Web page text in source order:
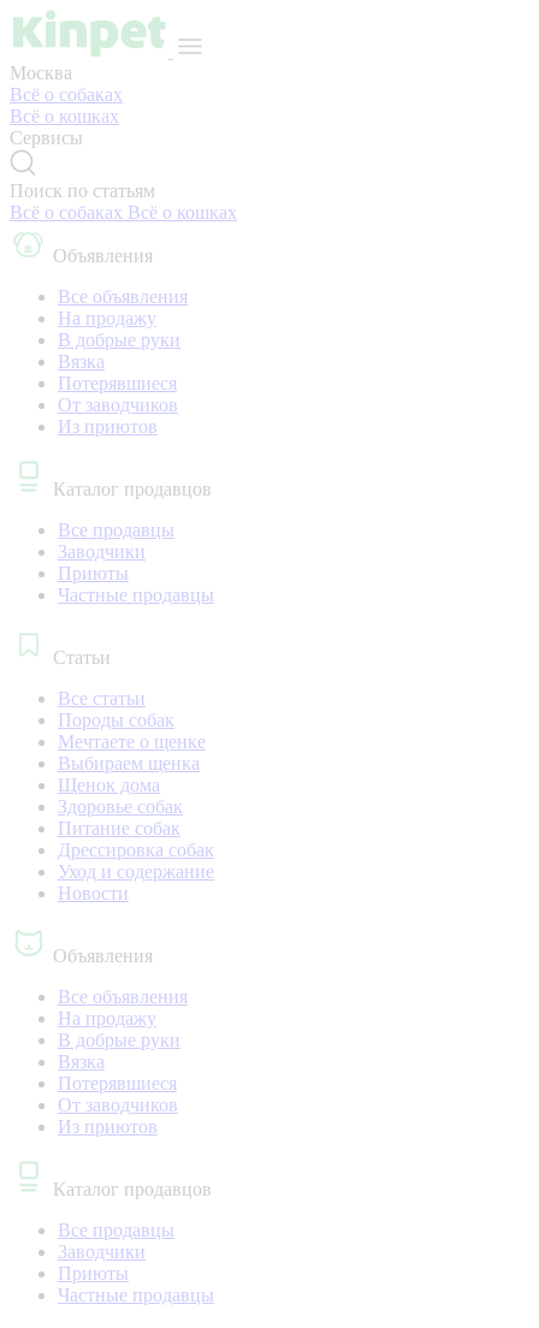
Москва
Всё о собаках
Всё о кошках
Сервисы
Поиск по статьям
Всё о собаках Всё о кошках
Объявления
Все объявления
На продажу
В добрые руки
Вязка
Потерявшиеся
От заводчиков
Из приютов
Каталог продавцов
Все продавцы
Заводчики
Приюты
Частные продавцы
Статьи
Все статьи
Породы собак
Мечтаете о щенке
Выбираем щенка
Щенок дома
Здоровье собак
Питание собак
Дрессировка собак
Уход и содержание
Новости
Объявления
Все объявления
На продажу
В добрые руки
Вязка
Потерявшиеся
От заводчиков
Из приютов
Каталог продавцов
Все продавцы
Заводчики
Приюты
Частные продавцы